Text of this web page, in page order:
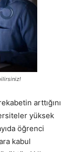
arttığını
yüksek
öğrenci
kabul